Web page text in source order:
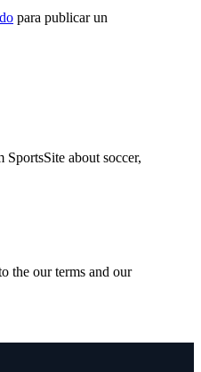
para publicar un
SportsSite about soccer,
the our terms and our